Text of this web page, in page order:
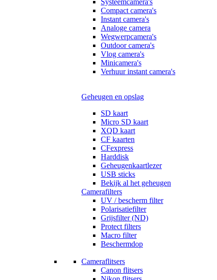
Systeemcamera's
Compact camera's
Instant camera's
Analoge camera
Wegwerpcamera's
Outdoor camera's
Vlog camera's
Minicamera's
Verhuur instant camera's
Geheugen en opslag
SD kaart
Micro SD kaart
XQD kaart
CF kaarten
CFexpress
Harddisk
Geheugenkaartlezer
USB sticks
Bekijk al het geheugen
Camerafilters
UV / bescherm filter
Polarisatiefilter
Grijsfilter (ND)
Protect filters
Macro filter
Beschermdop
Cameraflitsers
Canon flitsers